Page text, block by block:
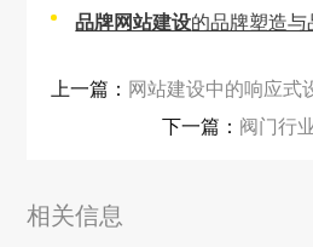
品牌网站建设的品牌塑造与
上一篇： 网站建设中的响应式
下一篇： 阀门行
相关信息